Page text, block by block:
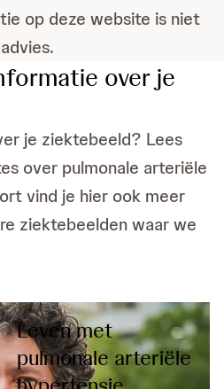
op deze website is niet
over je
je ziektebeeld? Lees
over pulmonale arteriële
vind je hier ook meer
ziektebeelden waar we
Leven met
pulmonale arteriële